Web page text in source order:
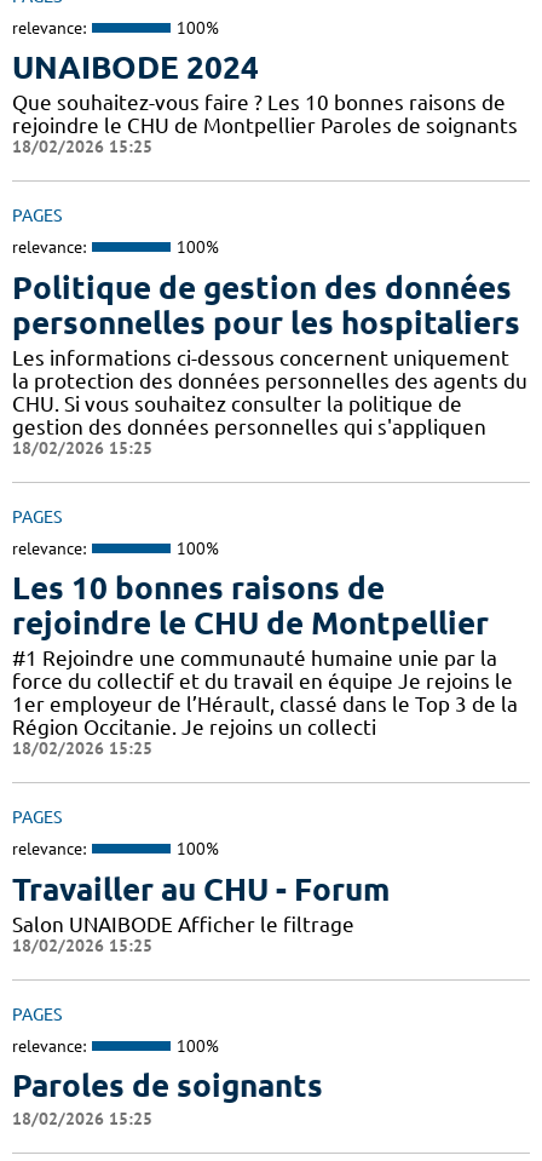
relevance: 100%
UNAIBODE 2024
Que souhaitez-vous faire ? Les 10 bonnes raisons de
rejoindre le CHU de Montpellier Paroles de soignants
18/02/2026 15:25
PAGES
relevance: 100%
Politique de gestion des données
personnelles pour les hospitaliers
Les informations ci-dessous concernent uniquement
la protection des données personnelles des agents du
CHU. Si vous souhaitez consulter la politique de
gestion des données personnelles qui s'appliquen
18/02/2026 15:25
PAGES
relevance: 100%
Les 10 bonnes raisons de
rejoindre le CHU de Montpellier
#1 Rejoindre une communauté humaine unie par la
force du collectif et du travail en équipe Je rejoins le
1er employeur de l’Hérault, classé dans le Top 3 de la
Région Occitanie. Je rejoins un collecti
18/02/2026 15:25
PAGES
relevance: 100%
Travailler au CHU - Forum
Salon UNAIBODE Afficher le filtrage
18/02/2026 15:25
PAGES
relevance: 100%
Paroles de soignants
18/02/2026 15:25